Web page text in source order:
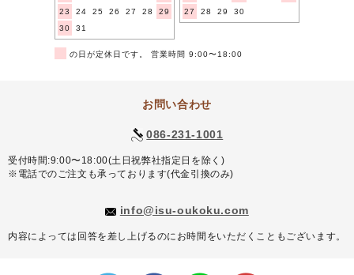
23
24 25 26 27 28
29
30
31
27
28 29 30
の日が定休日です。 営業時間 9:00〜18:00
お問い合わせ
086-231-1001
受付時間:9:00〜18:00(土日祝弊社指定日を除く)
※電話でのご注文も承っております(代金引換のみ)
info@isu-oukoku.com
内容によっては回答を差し上げるのにお時間をいただくこともございます。